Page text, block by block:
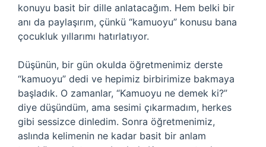
konuyu basit bir dille anlatacağım. Hem belki bir
anı da paylaşırım, çünkü “kamuoyu” konusu bana
çocukluk yıllarımı hatırlatıyor.
Düşünün, bir gün okulda öğretmenimiz derste
“kamuoyu” dedi ve hepimiz birbirimize bakmaya
başladık. O zamanlar, “Kamuoyu ne demek ki?”
diye düşündüm, ama sesimi çıkarmadım, herkes
gibi sessizce dinledim. Sonra öğretmenimiz,
aslında kelimenin ne kadar basit bir anlam